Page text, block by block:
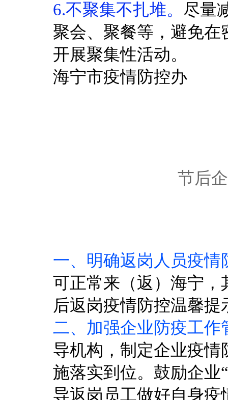
6.不聚集不扎堆。 尽量
聚会、聚餐等，避免
开展聚集性活动。
海宁市疫情防控办
节后
一、明确返岗人员疫情
可正常来（返）海宁
后返岗疫情防控温馨提
二、加强企业防疫工作
导机构，制定企业疫
施落实到位。鼓励企业
导返岗员工做好自身